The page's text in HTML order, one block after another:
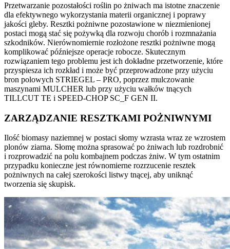
Przetwarzanie pozostałości roślin po żniwach ma istotne znaczenie
dla efektywnego wykorzystania materii organicznej i poprawy
jakości gleby. Resztki pożniwne pozostawione w niezmienionej
postaci mogą stać się pożywką dla rozwoju chorób i rozmnażania
szkodników. Nierównomiernie rozłożone resztki pożniwne mogą
komplikować późniejsze operacje robocze. Skutecznym
rozwiązaniem tego problemu jest ich dokładne przetworzenie, które
przyspiesza ich rozkład i może być przeprowadzone przy użyciu
bron polowych STRIEGEL – PRO, poprzez mulczowanie
maszynami MULCHER lub przy użyciu wałków tnących
TILLCUT TE i SPEED-CHOP SC_F GEN II.
ZARZĄDZANIE RESZTKAMI POŻNIWNYMI
Ilość biomasy naziemnej w postaci słomy wzrasta wraz ze wzrostem
plonów ziarna. Słomę można sprasować po żniwach lub rozdrobnić
i rozprowadzić na polu kombajnem podczas żniw. W tym ostatnim
przypadku konieczne jest równomierne rozrzucenie resztek
pożniwnych na całej szerokości listwy tnącej, aby uniknąć
tworzenia się skupisk.